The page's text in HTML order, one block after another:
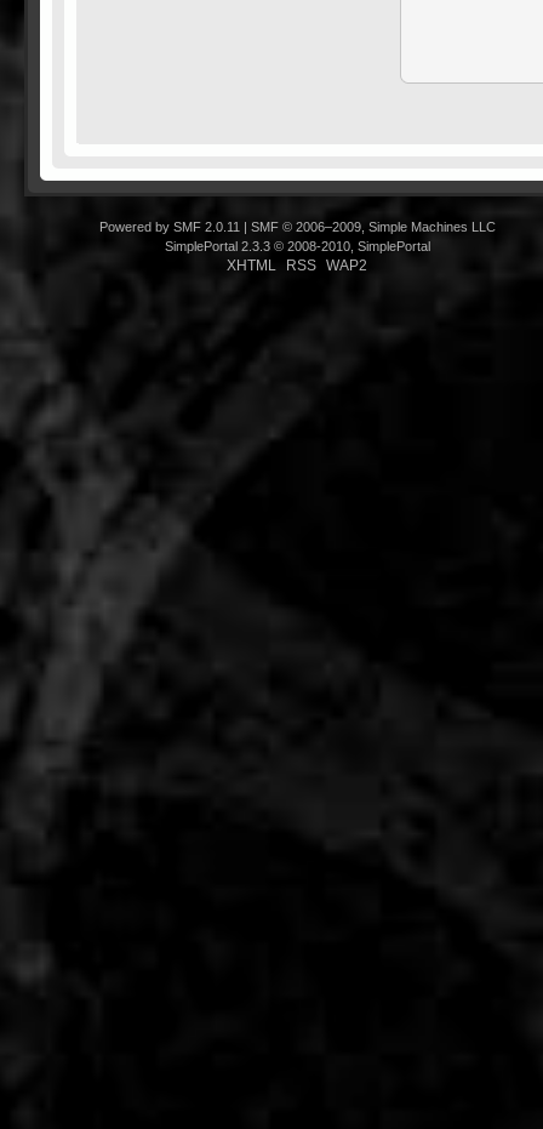
Powered by SMF 2.0.11
SMF © 2006–2009, Simple Machines LLC
SimplePortal 2.3.3 © 2008-2010, SimplePortal
XHTML RSS WAP2